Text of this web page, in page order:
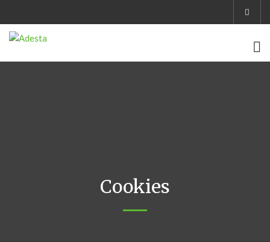
Cookies